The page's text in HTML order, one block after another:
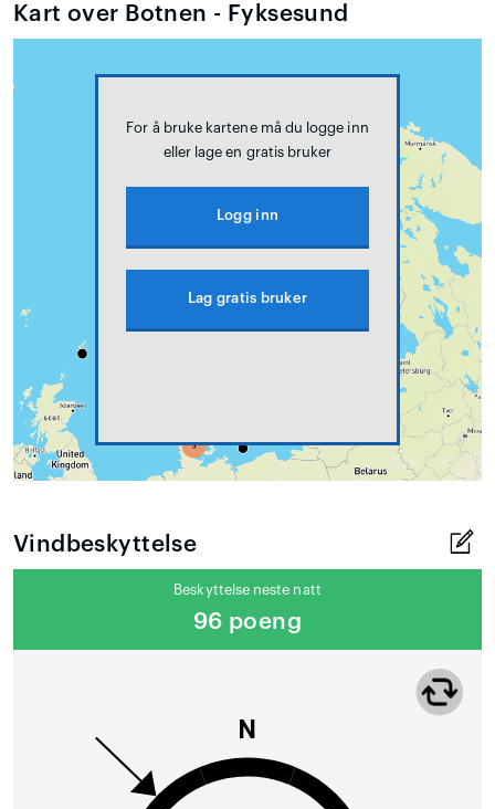
Kart over Botnen - Fyksesund
For å bruke kartene må du logge inn
eller lage en gratis bruker
Logg inn
Lag gratis bruker
Vindbeskyttelse
Beskyttelse neste natt
96 poeng
N